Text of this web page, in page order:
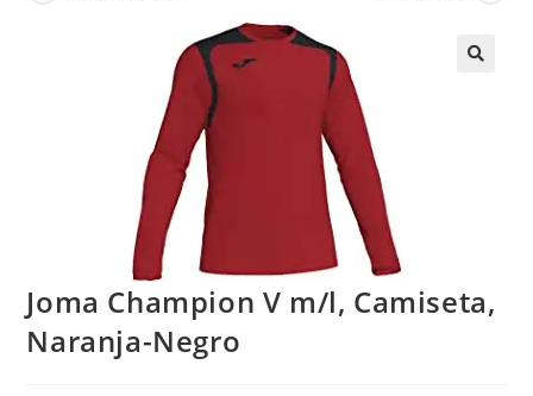
Joma Champion V m/l, Camiseta,
Naranja-Negro